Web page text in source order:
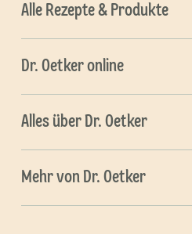
Alle Rezepte & Produkte
Dr. Oetker online
Alles über Dr. Oetker
Mehr von Dr. Oetker